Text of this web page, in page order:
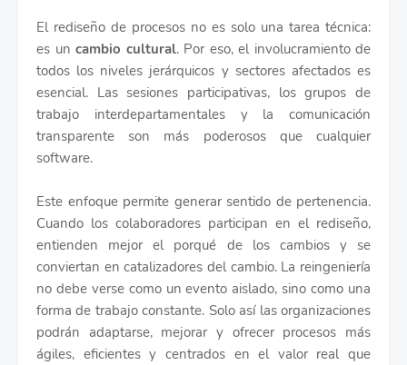
El rediseño de procesos no es solo una tarea técnica:
es un cambio cultural. Por eso, el involucramiento de
todos los niveles jerárquicos y sectores afectados es
esencial. Las sesiones participativas, los grupos de
trabajo interdepartamentales y la comunicación
transparente son más poderosos que cualquier
software.
Este enfoque permite generar sentido de pertenencia.
Cuando los colaboradores participan en el rediseño,
entienden mejor el porqué de los cambios y se
conviertan en catalizadores del cambio. La reingeniería
no debe verse como un evento aislado, sino como una
forma de trabajo constante. Solo así las organizaciones
podrán adaptarse, mejorar y ofrecer procesos más
ágiles, eficientes y centrados en el valor real que